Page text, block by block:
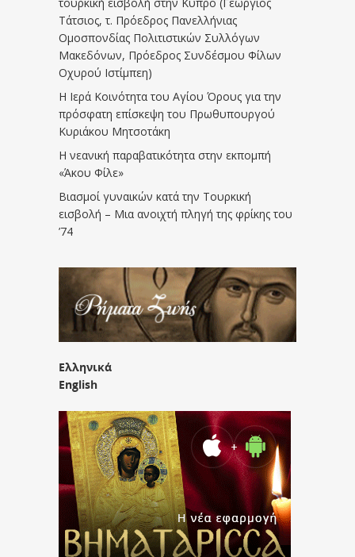
Τάτσιος, τ. Πρόεδρος Πανελλήνιας
Ομοσπονδίας Πολιτιστικών Συλλόγων
Μακεδόνων, Πρόεδρος Συνδέσμου Φίλων
Οχυρού Ιστίμπεη)
Η Ιερά Κοινότητα του Αγίου Όρους για την
πρόσφατη επίσκεψη του Πρωθυπουργού
Κυριάκου Μητσοτάκη
Η νεανική παραβατικότητα στην εκπομπή
«Άκου Φίλε»
Βιασμοί γυναικών κατά την Τουρκική
εισβολή – Μια ανοιχτή πληγή της φρίκης του
’74
Ελληνικά
English